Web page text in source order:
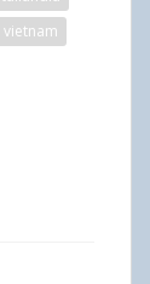
vietnam